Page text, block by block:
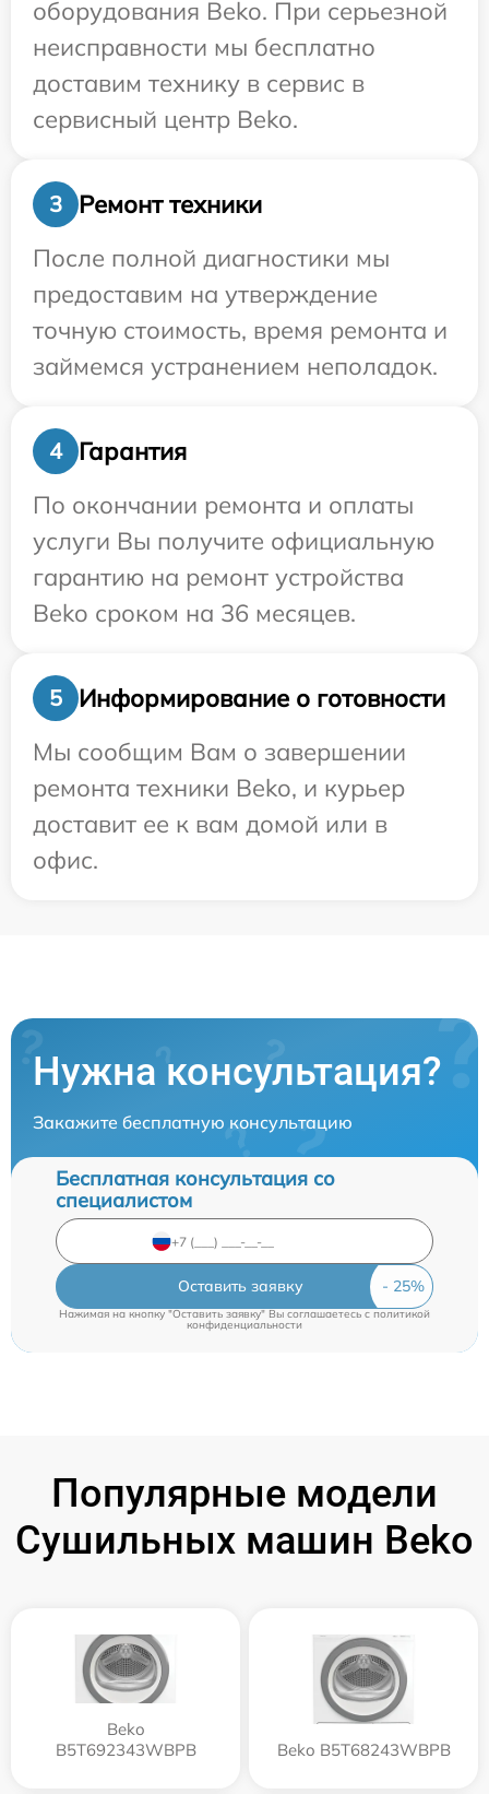
оборудования Beko. При серьезной
неисправности мы бесплатно
доставим технику в сервис в
сервисный центр Beko.
3
Ремонт техники
После полной диагностики мы
предоставим на утверждение
точную стоимость, время ремонта и
займемся устранением неполадок.
4
Гарантия
По окончании ремонта и оплаты
услуги Вы получите официальную
гарантию на ремонт устройства
Beko сроком на 36 месяцев.
5
Информирование о готовности
Мы сообщим Вам о завершении
ремонта техники Beko, и курьер
доставит ее к вам домой или в
офис.
Нужна консультация?
Закажите бесплатную консультацию
Бесплатная консультация со
специалистом
Оставить заявку
Нажимая на кнопку "Оставить заявку" Вы соглашаетесь c политикой
конфиденциальности
Популярные модели
Сушильных машин Beko
Beko
B5T692343WBPB
Beko B5T68243WBPB